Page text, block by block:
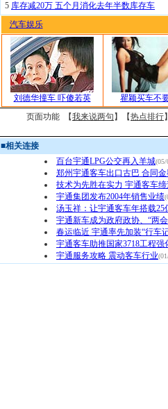
5 库存减20万 五个月消化去年半数库存车
汽车娱乐
刘德华撞车 吓傻若英 瞿颖买车不
页面功能 【我来说两句 】【热点排行
■相关连接
百台宇通LPG公交再入羊城(05/
郑州宇通客车出口古巴 合同金
技术为先胜在实力 宇通客车
宇通集团发布2004年销售业绩
汤玉祥：让宇通客车年搭载25
宇通新车成为政府政协、“两
春运临近 宇通率先加装“行车
宇通客车助推国家3718工程强
宇通服务攻略 震动客车行业